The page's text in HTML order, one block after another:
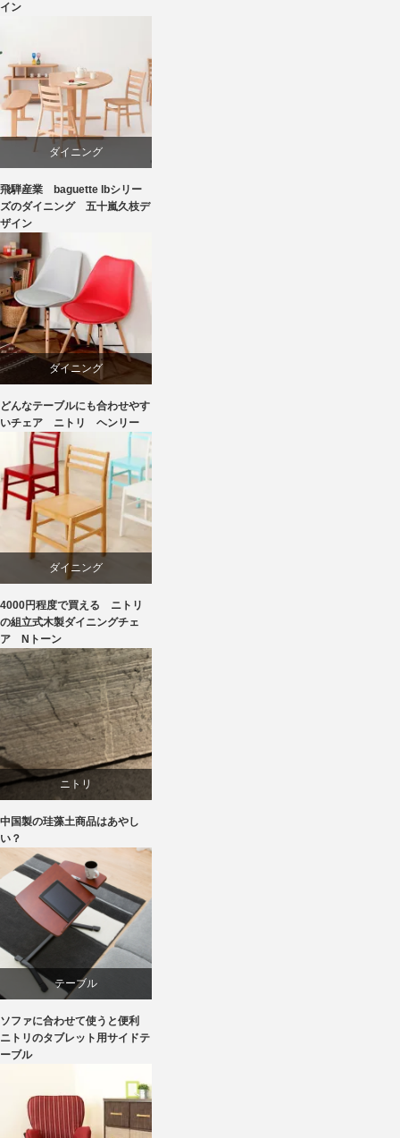
飛騨高山
イン
ダイニング
ビーチ
国産
椅子
飛騨高山
飛騨産業 baguette lbシリー
ズのダイニング 五十嵐久枝デ
ザイン
ダイニング
ニトリ
椅子
どんなテーブルにも合わせやす
いチェア ニトリ ヘンリー
ダイニング
ニトリ
ラバー
椅子
4000円程度で買える ニトリ
の組立式木製ダイニングチェ
ア Nトーン
ニトリ
マーケティング
中国製の珪藻土商品はあやし
い？
テーブル
ニトリ
ソファに合わせて使うと便利
ニトリのタブレット用サイドテ
ーブル